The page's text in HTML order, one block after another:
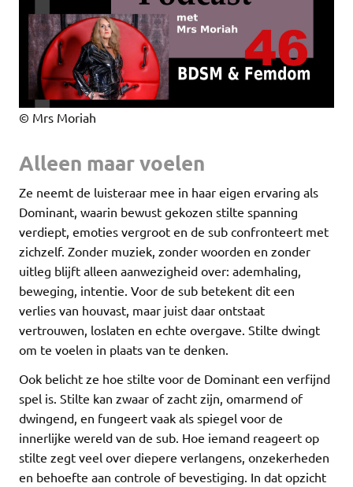
© Mrs Moriah
Alleen maar voelen
Ze neemt de luisteraar mee in haar eigen ervaring als
Dominant, waarin bewust gekozen stilte spanning
verdiept, emoties vergroot en de sub confronteert met
zichzelf. Zonder muziek, zonder woorden en zonder
uitleg blijft alleen aanwezigheid over: ademhaling,
beweging, intentie. Voor de sub betekent dit een
verlies van houvast, maar juist daar ontstaat
vertrouwen, loslaten en echte overgave. Stilte dwingt
om te voelen in plaats van te denken.
Ook belicht ze hoe stilte voor de Dominant een verfijnd
spel is. Stilte kan zwaar of zacht zijn, omarmend of
dwingend, en fungeert vaak als spiegel voor de
innerlijke wereld van de sub. Hoe iemand reageert op
stilte zegt veel over diepere verlangens, onzekerheden
en behoefte aan controle of bevestiging. In dat opzicht